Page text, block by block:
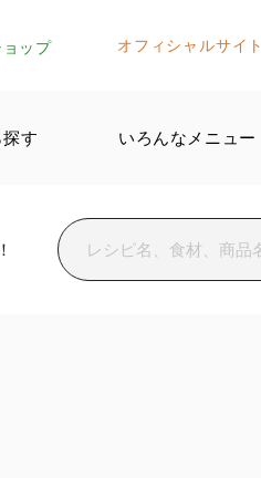
ップ オフィシャルサイト
す いろんなメニュー